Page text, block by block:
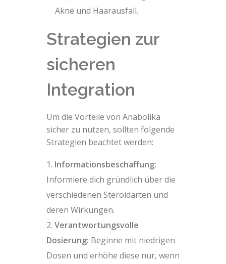
Akne und Haarausfall.
Strategien zur
sicheren
Integration
Um die Vorteile von Anabolika
sicher zu nutzen, sollten folgende
Strategien beachtet werden:
Informationsbeschaffung:
Informiere dich gründlich über die
verschiedenen Steroidarten und
deren Wirkungen.
Verantwortungsvolle
Dosierung: Beginne mit niedrigen
Dosen und erhöhe diese nur, wenn